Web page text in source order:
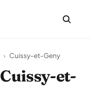
› Cuissy-et-Geny
et-